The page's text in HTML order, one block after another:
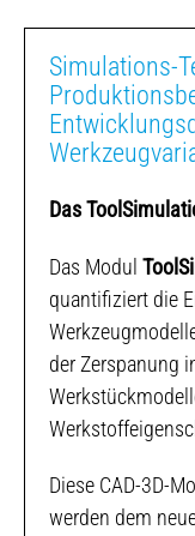
Sonder-
Technologie
Technik Hotline –
TP PRO
Modul 2
Digitales Design-
Die Web-basierte
Modul 4
Unsere
Lenkungssysteme
Modul 5
Vertrieb und
Aktuelles
Karriere
Suche
Simulations-
Das
Das Modul
quantifiziert die
der Zerspanung
Diese CAD-3D-
werden dem